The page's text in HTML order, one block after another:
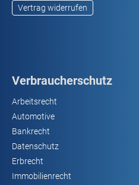
Vertrag widerrufen
Verbraucherschutz
Arbeitsrecht
Automotive
Bankrecht
Datenschutz
Erbrecht
Immobilienrecht